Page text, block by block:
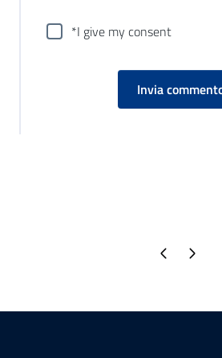
*I give my consent
Pagina precedente
Pagina successiva